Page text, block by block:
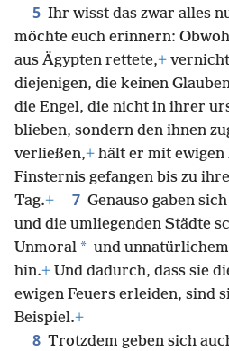
5 Ihr wisst das zwar alles
möchte euch erinnern:
aus Ägypten rettete,+
diejenigen, die keinen
die Engel, die nicht in ihrer
blieben, sondern den ihnen
verließen,+ hält er mit ewigen
Finsternis gefangen bis zu
Tag.+ 7 Genauso gaben
und die umliegenden Städte
Unmoral * und
hin.+ Und dadurch, dass sie
ewigen Feuers erleiden, sind
Beispiel.+
8 Trotzdem geben sich